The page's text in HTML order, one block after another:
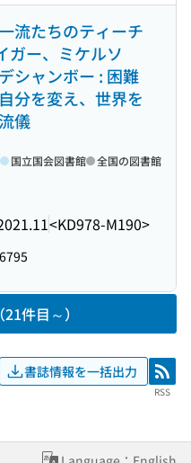
流たちのティーチ
ガー、ミケルソ
シャンボー : 困難
分を変え、世界を
儀
<KD978-M190>
国立国会図書館 全国の図書館
件目～）
書誌情報を一括出力 RSS
RSS